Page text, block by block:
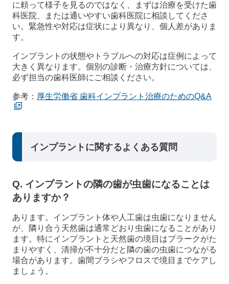
に頼って様子を見るのではなく、まずは治療を受けた歯
科医院、または通いやすい歯科医院に相談してくださ
い。緊急性や対応は症状により異なり、個人差がありま
す。
インプラントの状態やトラブルへの対応は症例によって
大きく異なります。個別の診断・治療方針については、
必ず担当の歯科医師にご相談ください。
参考： 厚生労働省 歯科インプラント治療のためのQ&A
インプラントに関するよくある質問
Q. インプラントの隣の歯が虫歯になることは
ありますか？
あります。インプラント体や人工歯は虫歯になりません
が、隣り合う天然歯は通常どおり虫歯になることがあり
ます。特にインプラントと天然歯の境目はプラークがた
まりやすく、清掃が不十分だと隣の歯の虫歯につながる
場合があります。歯間ブラシやフロスで境目までケアし
ましょう。